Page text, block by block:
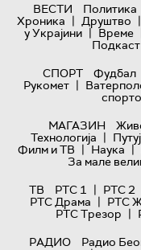
ВЕСТИ Политика
Хроника | Друштво |
у Украјини | Време
Подкаст
СПОРТ
Фудбал
Рукомет |
МАГАЗИН
Технологијa |
Филм и ТВ | Наука |
За мале
ТВ
РТС 1 | РТС 2
РТС Драма | РТС
РТС Трезор |
РАДИО
Радио